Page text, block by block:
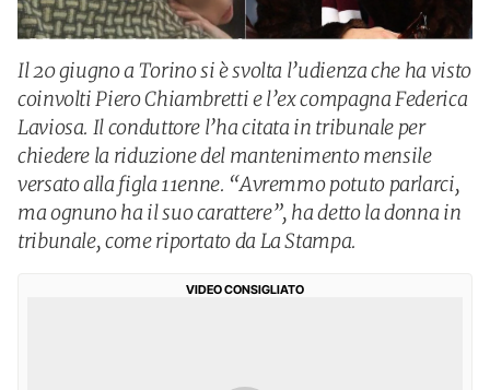
Il 20 giugno a Torino si è svolta l’udienza che ha visto
coinvolti Piero Chiambretti e l’ex compagna Federica
Laviosa. Il conduttore l’ha citata in tribunale per
chiedere la riduzione del mantenimento mensile
versato alla figla 11enne. “Avremmo potuto parlarci,
ma ognuno ha il suo carattere”, ha detto la donna in
tribunale, come riportato da La Stampa.
VIDEO CONSIGLIATO